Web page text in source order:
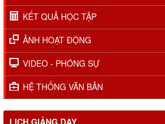
KẾT QUẢ HỌC TẬP
ẢNH HOẠT ĐỘNG
VIDEO - PHÓNG SỰ
HỆ THỐNG VĂN BẢN